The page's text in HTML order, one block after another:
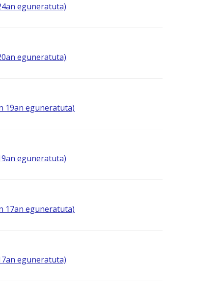
eguneratuta)
eguneratuta)
19an eguneratuta)
eguneratuta)
17an eguneratuta)
eguneratuta)